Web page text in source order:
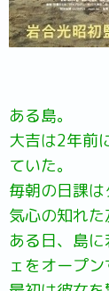
ある島。
大吉は2年前
ていた。
毎朝の日課
気心の知れた
ある日、島
ェをオープン